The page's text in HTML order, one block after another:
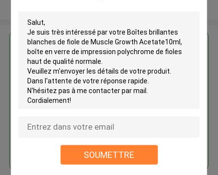
SOUMETTRE
Boîtes brillantes blanches de
fiole de Muscle Growth
Acetate10ml, boîte en verre de
Continuer